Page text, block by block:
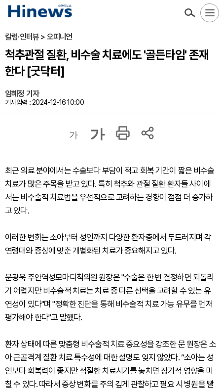
칼럼·인터뷰 > 오피니언
척추관절 질환, 비수술 치료에도 '골든타임' 존재
한다 [굿닥터]
임혜정 기자
기사입력 : 2024-12-16 10:00
가 가
최근 의료 분야에서는 수술보다 부담이 적고 회복 기간이 짧은 비수술
치료가 많은 주목을 받고 있다. 특히 척추와 관절 질환 환자들 사이에
서는 비수술적 치료법을 우선적으로 고려하는 경향이 점점 더 증가하
고 있다.
이러한 변화는 소아부터 성인까지 다양한 환자층에서 두드러지며 각
연령대와 증상에 맞춘 개별화된 치료가 중요해지고 있다.
문광욱 주안역성모마디척의원 원장은 "수술은 한 번 결정하면 되돌리
기 어렵지만 비수술적 치료는 치료 중 다른 선택을 고려할 수 있는 유
연성이 있다"며 "정확한 진단을 통해 비수술적 치료 가능 유무를 먼저
평가해야 한다"고 말했다.
환자 상태에 따른 맞춤형 비수술적 치료 중요성을 강조한 문 원장은 소
아 근골격계 질환 치료 특수성에 대한 설명도 잊지 않았다. “소아는 성
인보다 회복력이 좋지만 적절한 치료시기를 놓치면 장기적 영향을 미
칠 수 있다. 따라서 증상 변화를 주의 깊게 관찰하고 필요 시 병원을 빨